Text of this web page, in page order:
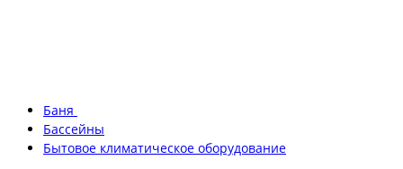
Баня
Бассейны
Бытовое климатическое оборудование